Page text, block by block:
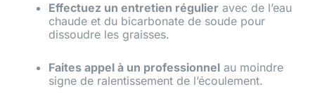
Effectuez un entretien régulier avec de l’eau
chaude et du bicarbonate de soude pour
dissoudre les graisses.
Faites appel à un professionnel au moindre
signe de ralentissement de l’écoulement.